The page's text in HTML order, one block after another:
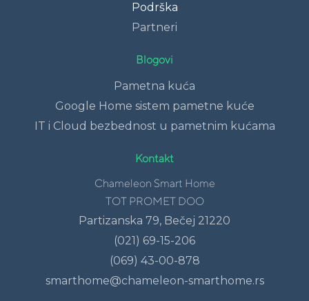
Podrška
Partneri
Blogovi
Pametna kuća
Google Home sistem pametne kuće
IT i Cloud bezbednost u pametnim kućama
Kontakt
Chameleon Smart Home
TOT PROMET DOO
Partizanska 79, Bečej 21220
(021) 69-15-206
(069) 43-00-878
smarthome@chameleon-smarthome.rs